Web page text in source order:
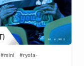
#mini
#ryota-